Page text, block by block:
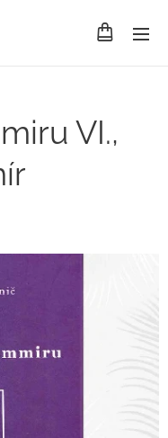
VI.,